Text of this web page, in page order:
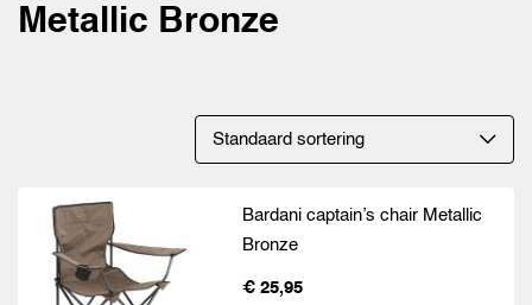
Metallic Bronze
Bardani captain’s chair Metallic
Bronze
€ 25,95